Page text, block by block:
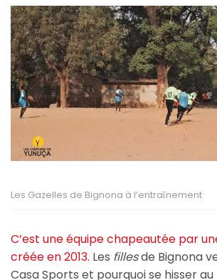
Les Gazelles de Bignona à l’entraînement
C’est une équipe chapeautée par
créée en 2013. Les fillesde Bignona
Casa Sports et pourquoi se hisser